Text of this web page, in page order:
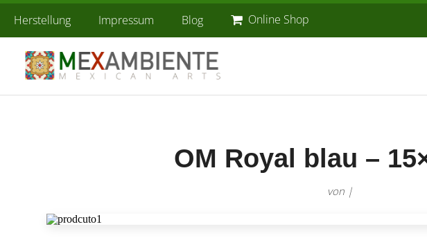
Herstellung Impressum Blog Online Shop
OM Royal blau –
von |